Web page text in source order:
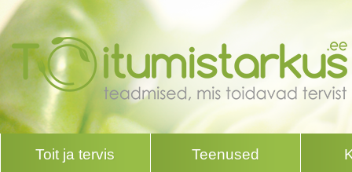
Toit ja tervis Teenused